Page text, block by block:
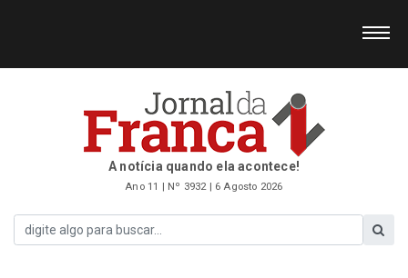
A notícia quando ela acontece!
Ano 11 | Nº 3932 | 6 Agosto 2026